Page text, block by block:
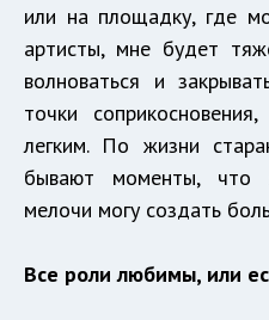
или на площадку, где
артисты, мне будет
волноваться и
точки
легким. По жизни
бывают моменты, что
мелочи могу создать
Все роли любимы, или